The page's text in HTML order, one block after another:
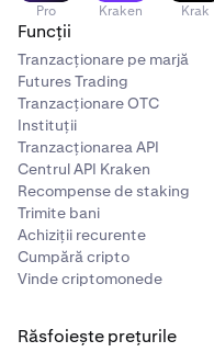
Pro Kraken Krak
Funcții
Tranzacționare pe marjă
Futures Trading
Tranzacționare OTC
Instituții
Tranzacționarea API
Centrul API Kraken
Recompense de staking
Trimite bani
Achiziții recurente
Cumpără cripto
Vinde criptomonede
Răsfoiește prețurile